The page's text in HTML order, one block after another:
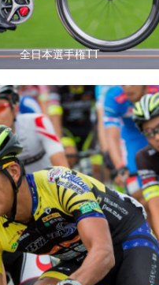
全日本選手権TT